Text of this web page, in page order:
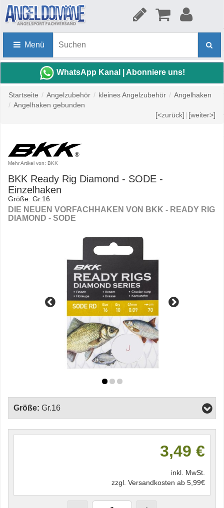
Menü
WhatsApp Kanal | Abonniere uns!
Startseite / Angelzubehör / kleines Angelzubehör / Angelhaken
/ Angelhaken gebunden
[<zurück] | [weiter>]
Mehr Artikel von: BKK
BKK Ready Rig Diamond - SODE -
Einzelhaken
Größe: Gr.16
DIE NEUEN VORFACHHAKEN VON BKK - READY RIG
DIAMOND - SODE
Größe: Gr.16
3,49 €
inkl. MwSt.
zzgl. Versandkosten ab 5,99€